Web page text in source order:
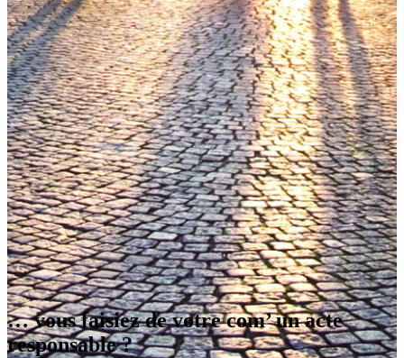
… vous faisiez de votre com’ un acte
responsable?